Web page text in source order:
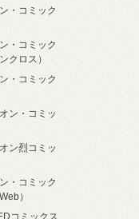
・コミック
・コミック
クロス）
・コミック
ン・コミッ
ン烈コミッ
・コミック
）
コミックス